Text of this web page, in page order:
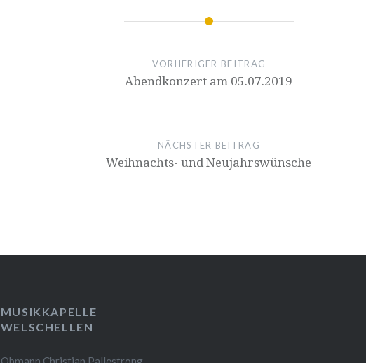
VORHERIGER BEITRAG
Abendkonzert am 05.07.2019
NÄCHSTER BEITRAG
Weihnachts- und Neujahrswünsche
MUSIKKAPELLE
WELSCHELLEN